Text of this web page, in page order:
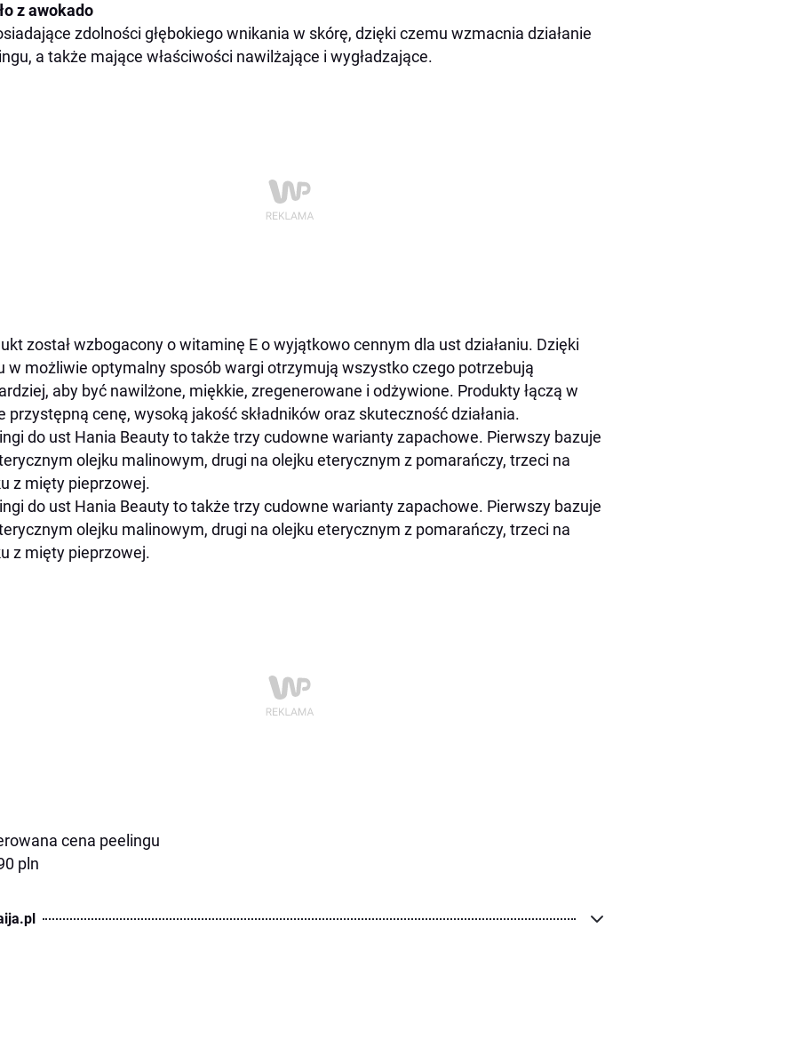
z awokado
zdolności głębokiego wnikania w skórę, dzięki czemu wzmacnia działanie
a także mające właściwości nawilżające i wygładzające.
został wzbogacony o witaminę E o wyjątkowo cennym dla ust działaniu. Dzięki
w możliwie optymalny sposób wargi otrzymują wszystko czego potrzebują
aby być nawilżone, miękkie, zregenerowane i odżywione. Produkty łączą w
przystępną cenę, wysoką jakość składników oraz skuteczność działania.
do ust Hania Beauty to także trzy cudowne warianty zapachowe. Pierwszy bazuje
olejku malinowym, drugi na olejku eterycznym z pomarańczy, trzeci na
z mięty pieprzowej.
do ust Hania Beauty to także trzy cudowne warianty zapachowe. Pierwszy bazuje
olejku malinowym, drugi na olejku eterycznym z pomarańczy, trzeci na
z mięty pieprzowej.
cena peelingu
pln